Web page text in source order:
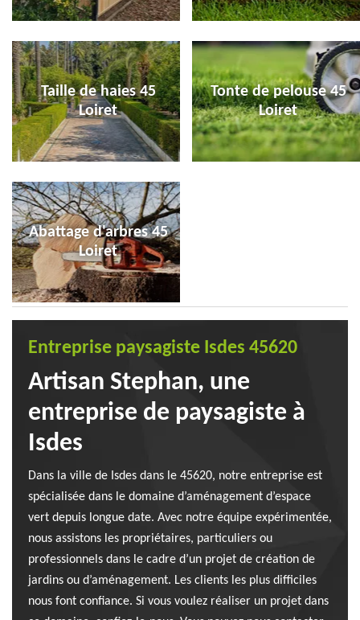
Taille de haies 45
Loiret
Tonte de pelouse 45
Loiret
Abattage d'arbres 45
Loiret
Entreprise paysagiste Isdes 45620
Artisan Stephan, une
entreprise de paysagiste à
Isdes
Dans la ville de Isdes dans le 45620, notre entreprise est
spécialisée dans le domaine d’aménagement d’espace
vert depuis longue date. Avec notre équipe expérimentée,
nous assistons les propriétaires, particuliers ou
professionnels dans le cadre d’un projet de création de
jardins ou d’aménagement. Les clients les plus difficiles
nous font confiance. Si vous voulez réaliser un projet dans